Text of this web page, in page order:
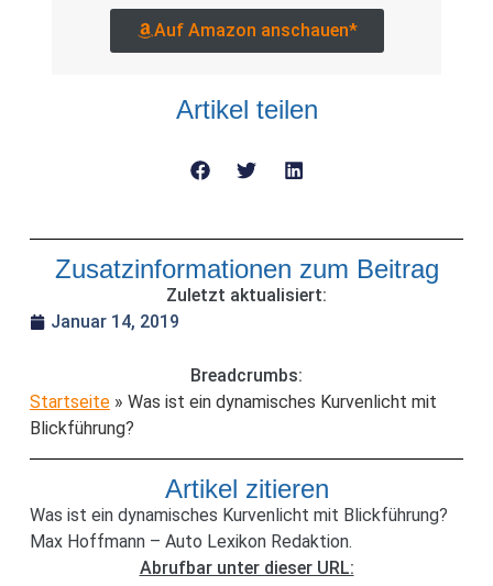
Auf Amazon anschauen*
Artikel teilen
Zusatzinformationen zum Beitrag
Zuletzt aktualisiert:
Januar 14, 2019
Breadcrumbs:
Startseite» Was ist ein dynamisches Kurvenlicht mit
Blickführung?
Artikel zitieren
Was ist ein dynamisches Kurvenlicht mit Blickführung?
Max Hoffmann – Auto Lexikon Redaktion.
Abrufbar unter dieser URL: